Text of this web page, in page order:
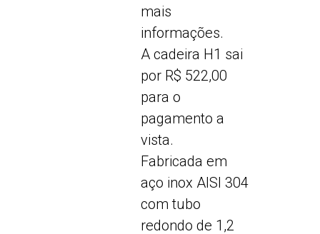
mais
informações.
A cadeira H1 sai
por R$ 522,00
para o
pagamento a
vista.
Fabricada em
aço inox AISI 304
com tubo
redondo de 1,2